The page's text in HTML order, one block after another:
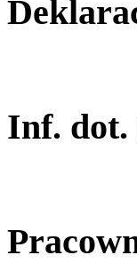
Inf. dot.